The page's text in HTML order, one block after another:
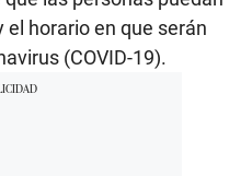
el horario en que serán
(COVID-19).